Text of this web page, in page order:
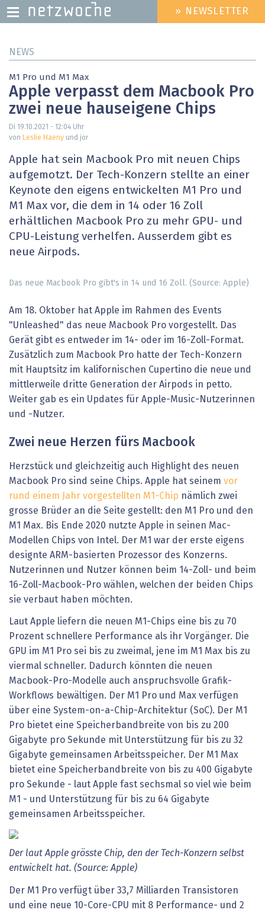
zum
HEADER
MENU
» NEWSLETTER
NEWS
M1 Pro und M1 Max
Apple verpasst dem Macbook Pro
zwei neue hauseigene Chips
Di 19.10.2021 - 12:04 Uhr
von Leslie Haeny und jor
Apple hat sein Macbook Pro mit neuen Chips
aufgemotzt. Der Tech-Konzern stellte an einer
Keynote den eigens entwickelten M1 Pro und
M1 Max vor, die dem in 14 oder 16 Zoll
erhältlichen Macbook Pro zu mehr GPU- und
CPU-Leistung verhelfen. Ausserdem gibt es
neue Airpods.
Das neue Macbook Pro gibt's in 14 und 16 Zoll. (Source: Apple)
Am 18. Oktober hat Apple im Rahmen des Events
"Unleashed" das neue Macbook Pro vorgestellt. Das
Gerät gibt es entweder im 14- oder im 16-Zoll-Format.
Zusätzlich zum Macbook Pro hatte der Tech-Konzern
mit Hauptsitz im kalifornischen Cupertino die neue und
mittlerweile dritte Generation der Airpods in petto.
Weiter gab es ein Updates für Apple-Music-Nutzerinnen
und -Nutzer.
Zwei neue Herzen fürs Macbook
Herzstück und gleichzeitig auch Highlight des neuen
Macbook Pro sind seine Chips. Apple hat seinem vor
rund einem Jahr vorgestellten M1-Chip nämlich zwei
grosse Brüder an die Seite gestellt: den M1 Pro und den
M1 Max. Bis Ende 2020 nutzte Apple in seinen Mac-
Modellen Chips von Intel. Der M1 war der erste eigens
designte ARM-basierten Prozessor des Konzerns.
Nutzerinnen und Nutzer können beim 14-Zoll- und beim
16-Zoll-Macbook-Pro wählen, welchen der beiden Chips
sie verbaut haben möchten.
Laut Apple liefern die neuen M1-Chips eine bis zu 70
Prozent schnellere Performance als ihr Vorgänger. Die
GPU im M1 Pro sei bis zu zweimal, jene im M1 Max bis zu
viermal schneller. Dadurch könnten die neuen
Macbook-Pro-Modelle auch anspruchsvolle Grafik-
Workflows bewältigen. Der M1 Pro und Max verfügen
über eine System-on-a-Chip-Architektur (SoC). Der M1
Pro bietet eine Speicherbandbreite von bis zu 200
Gigabyte pro Sekunde mit Unterstützung für bis zu 32
Gigabyte gemeinsamen Arbeitsspeicher. Der M1 Max
bietet eine Speicherbandbreite von bis zu 400 Gigabyte
pro Sekunde - laut Apple fast sechsmal so viel wie beim
M1 - und Unterstützung für bis zu 64 Gigabyte
gemeinsamen Arbeitsspeicher.
Der laut Apple grösste Chip, den der Tech-Konzern selbst
entwickelt hat. (Source: Apple)
Der M1 Pro verfügt über 33,7 Milliarden Transistoren
und eine neue 10-Core-CPU mit 8 Performance- und 2